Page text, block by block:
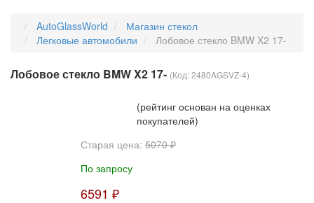
AutoGlassWorld
Магазин стекол
Легковые автомобили
Лобовое стекло BMW X2 17-
Лобовое стекло BMW X2 17- (Код:2480AGSVZ-4)
(рейтинг основан на оценках
покупателей)
Старая цена: 5070 ₽
По запросу
6591 ₽